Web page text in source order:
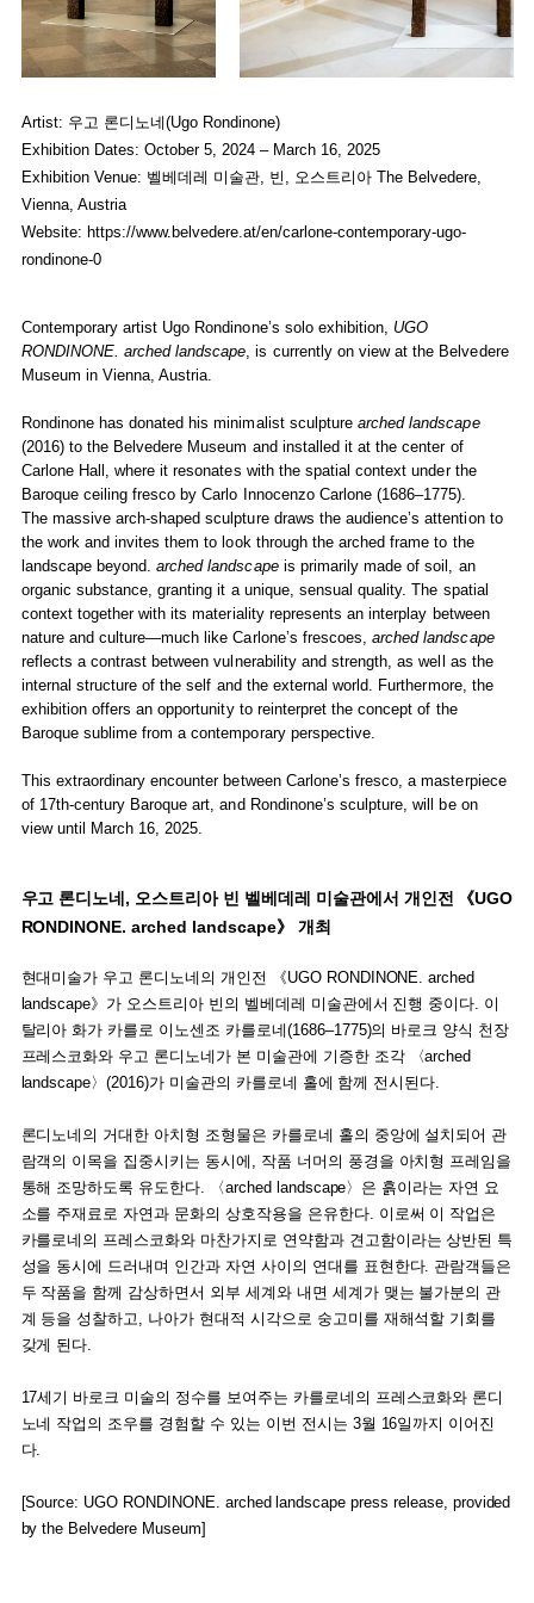
Ugo Rondinone
February 12, 2025 - January 11,
Installation view "Ugo Rondinone. arched landscape"
Photo: Ouriel Morgensztern / Belvedere, Vienna
Ugo Rondinone
February 12, 2025 - January 11,
Installation view "Ugo Rondinone.
Photo: Ouriel Morgensztern /
Artist: 우고 론디노네(Ugo Rondinone)
Exhibition Dates: October 5, 2024 – March 16, 2025
Exhibition Venue: 벨베데레 미술관, 빈, 오스트리아 The Belvedere,
Vienna, Austria
Website: https://www.belvedere.at/en/carlone-contemporary-ugo-
rondinone-0
Contemporary artist Ugo Rondinone’s solo exhibition, UGO
RONDINONE. arched landscape , is currently on view at the Belvedere
Museum in Vienna, Austria.
Rondinone has donated his minimalist sculpturearched landscape
(2016) to the Belvedere Museum and installed it at the center of
Carlone Hall, where it resonates with the spatial context under the
Baroque ceiling fresco by Carlo Innocenzo Carlone (1686–1775).
The massive arch-shaped sculpture draws the audience’s attention to
the work and invites them to look through the arched frame to the
landscape beyond.arched landscapeis primarily made of soil, an
organic substance, granting it a unique, sensual quality. The spatial
context together with its materiality represents an interplay between
nature and culture—much like Carlone’s frescoes,arched landscape
reflects a contrast between vulnerability and strength, as well as the
internal structure of the self and the external world. Furthermore, the
exhibition offers an opportunity to reinterpret the concept of the
Baroque sublime from a contemporary perspective.
This extraordinary encounter between Carlone’s fresco, a masterpiece
of 17th-century Baroque art, and Rondinone’s sculpture, will be on
view until March 16, 2025.
우고 론디노네, 오스트리아 빈 벨베데레 미술관에서 개인전 《UGO
RONDINONE. arched landscape》 개최
현대미술가 우고 론디노네의 개인전 《UGO RONDINONE. arched
landscape》가 오스트리아 빈의 벨베데레 미술관에서 진행 중이다. 이
탈리아 화가 카를로 이노센조 카를로네(1686–1775)의 바로크 양식 천장
프레스코화와 우고 론디노네가 본 미술관에 기증한 조각 〈arched
landscape〉(2016)가 미술관의 카를로네 홀에 함께 전시된다.
론디노네의 거대한 아치형 조형물은 카를로네 홀의 중앙에 설치되어 관
람객의 이목을 집중시키는 동시에, 작품 너머의 풍경을 아치형 프레임을
통해 조망하도록 유도한다. 〈arched landscape〉은 흙이라는 자연 요
소를 주재료로 자연과 문화의 상호작용을 은유한다. 이로써 이 작업은
카를로네의 프레스코화와 마찬가지로 연약함과 견고함이라는 상반된 특
성을 동시에 드러내며 인간과 자연 사이의 연대를 표현한다. 관람객들은
두 작품을 함께 감상하면서 외부 세계와 내면 세계가 맺는 불가분의 관
계 등을 성찰하고, 나아가 현대적 시각으로 숭고미를 재해석할 기회를
갖게 된다.
17세기 바로크 미술의 정수를 보여주는 카를로네의 프레스코화와 론디
노네 작업의 조우를 경험할 수 있는 이번 전시는 3월 16일까지 이어진
다.
[Source: UGO RONDINONE. arched landscape press release, provided
by the Belvedere Museum]